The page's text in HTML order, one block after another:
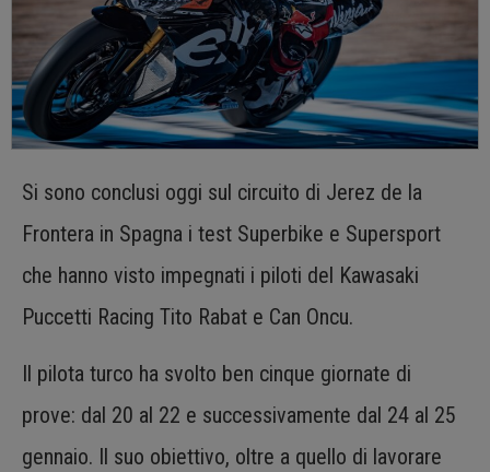
Si sono conclusi oggi sul circuito di Jerez de la
Frontera in Spagna i test Superbike e Supersport
che hanno visto impegnati i piloti del Kawasaki
Puccetti Racing Tito Rabat e Can Oncu.
Il pilota turco ha svolto ben cinque giornate di
prove: dal 20 al 22 e successivamente dal 24 al 25
gennaio. Il suo obiettivo, oltre a quello di lavorare